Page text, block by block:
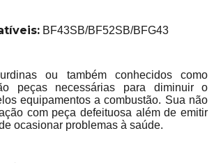
BF43SB/BF52SB/BFG43
ou também conhecidos como
peças necessárias para diminuir o
equipamentos a combustão. Sua não
com peça defeituosa além de emitir
ocasionar problemas à saúde.